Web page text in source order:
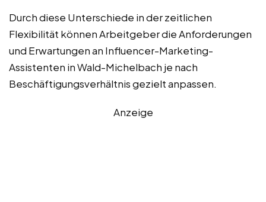
Durch diese Unterschiede in der zeitlichen
Flexibilität können Arbeitgeber die Anforderungen
und Erwartungen an Influencer-Marketing-
Assistenten in Wald-Michelbach je nach
Beschäftigungsverhältnis gezielt anpassen.
Anzeige